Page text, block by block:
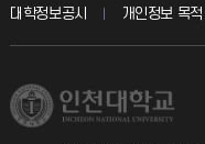
취업정보(학생)
학생서비스 지킴이
총동문회
교육혁신본부
국제지원과
대학정보공시
개인정보 목